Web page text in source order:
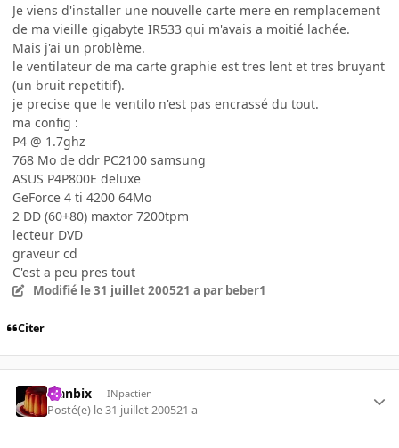
Je viens d'installer une nouvelle carte mere en remplacement
de ma vieille gigabyte IR533 qui m'avais a moitié lachée.
Mais j'ai un problème.
le ventilateur de ma carte graphie est tres lent et tres bruyant
(un bruit repetitif).
je precise que le ventilo n'est pas encrassé du tout.
ma config :
P4 @ 1.7ghz
768 Mo de ddr PC2100 samsung
ASUS P4P800E deluxe
GeForce 4 ti 4200 64Mo
2 DD (60+80) maxtor 7200tpm
lecteur DVD
graveur cd
C'est a peu pres tout
Modifié le 31 juillet 200521 a par beber1
Citer
Flanbix INpactien
Posté(e) le 31 juillet 200521 a